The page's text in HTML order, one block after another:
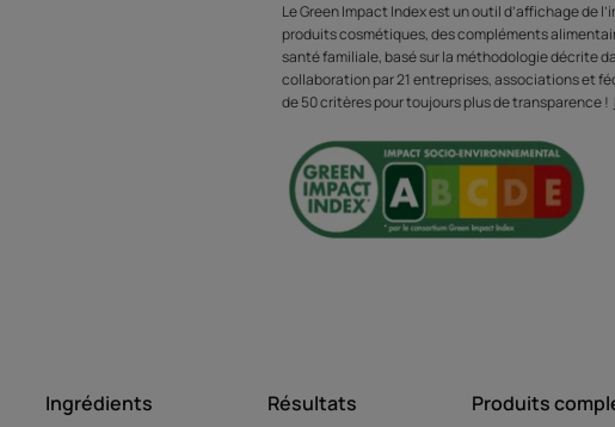
Une formule
Furterer avec
suspension,
unique
l'identité, le
Le Green Impact Index est un outil d’affichage de
produits cosmétiques, des compléments
santé familiale, basé sur la méthodologie décrite
collaboration par 21 entreprises, associations et
de 50 critères pour toujours plus de transparence !
Ingrédients Résultats Produits